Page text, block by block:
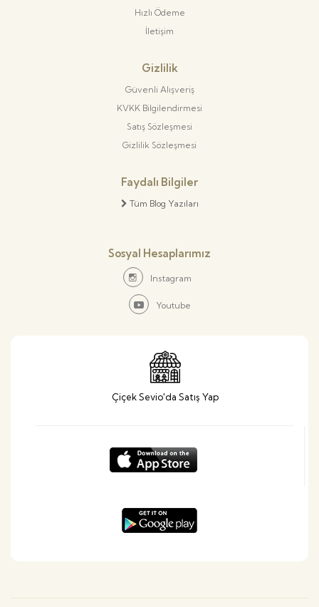
Hızlı Ödeme
İletişim
Gizlilik
Güvenli Alışveriş
KVKK Bilgilendirmesi
Satış Sözleşmesi
Gizlilik Sözleşmesi
Faydalı Bilgiler
Tüm Blog Yazıları
Sosyal Hesaplarımız
Instagram
Youtube
Çiçek Sevio'da Satış Yap